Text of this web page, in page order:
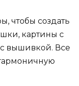
чтобы создать
картины с
вышивкой. Все